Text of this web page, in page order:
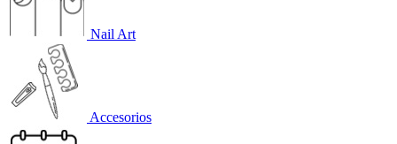
Nail Art
Accesorios